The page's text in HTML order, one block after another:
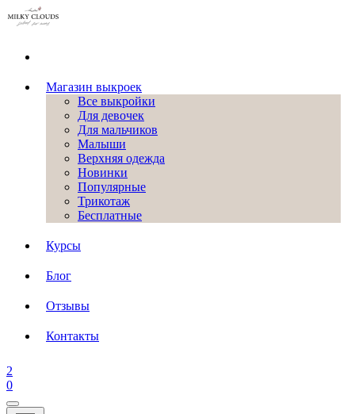
Магазин выкроек
Все выкройки
Для девочек
Для мальчиков
Малыши
Верхняя одежда
Новинки
Популярные
Трикотаж
Бесплатные
Курсы
Блог
Отзывы
Контакты
2
0